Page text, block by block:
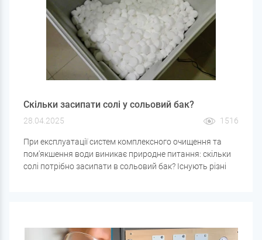
Скільки засипати солі у сольовий бак?
28.04.2025 1516
При експлуатації систем комплексного очищення та
пом'якшення води виникає природне питання: скільки
солі потрібно засипати в сольовий бак? Існують різні